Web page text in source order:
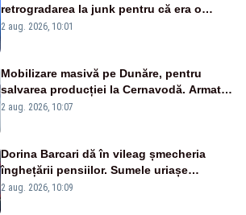
retrogradarea la junk pentru că era o
catastrofă pentru bănci și fondurile de
2 aug. 2026, 10:01
Mobilizare masivă pe Dunăre, pentru
salvarea producției la Cernavodă. Armata
va detona o stâncă și va devia apa
2 aug. 2026, 10:07
Dorina Barcari dă în vileag șmecheria
înghețării pensiilor. Sumele uriașe
pierdute de fiecare român
2 aug. 2026, 10:09